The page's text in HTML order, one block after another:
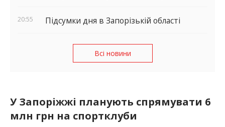
20:55 Підсумки дня в Запорізькій області
Всі новини
У Запоріжжі планують спрямувати 6
млн грн на спортклуби